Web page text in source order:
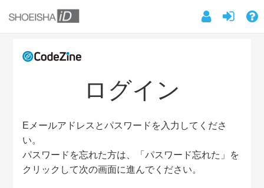
ログイン
Eメールアドレスとパスワードを入力してくださ
い。
パスワードを忘れた方は、「パスワード忘れた」を
クリックして次の画面に進んでください。